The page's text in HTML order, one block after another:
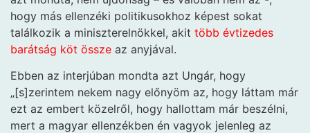
hogy más ellenzéki politikusokhoz képest sokat
találkozik a miniszterelnökkel, akit több évtizedes
barátság köt össze az anyjával.
Ebben az interjúban mondta azt Ungár, hogy
„[s]zerintem nekem nagy előnyöm az, hogy láttam már
ezt az embert közelről, hogy hallottam már beszélni,
mert a magyar ellenzékben én vagyok jelenleg az